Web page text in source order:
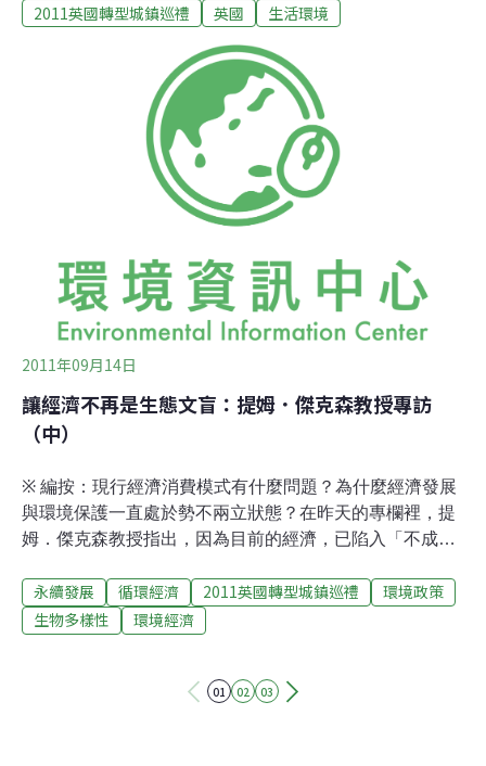
上述觀察。為了瞭解英國社區如何轉型，邁向「城鎮韌
倫耍韌性」考察團隊遠赴歐陸彼岸，進行為期三周的考察
後，昨天下午兩點鐘在洪健全文教基會舉辦了一場「英倫
團團轉，永續家園好有型」的免費座談，雖然下了一場
雨，仍舊吸引不少民眾到場聆聽。據團隊成員、環境資訊
協會專案執行蔡錫昌介紹，在蘇格蘭的芬霍恩生態村
（Findhorn Eco-Village），住著五百位人口，他們以心靈
淨化為出發，用靜默、冥想、傾聽內在聲音等方式來感受
轉型城鎮萊特斯頓（Leytonstone）的居民，也會安排透過
影片、詩歌朗誦、聊天飲酒等
2011英國轉型城鎮巡禮 英國 生活環境
2011年09月14日
讓經濟不再是生態文盲：提姆．傑克森教授專訪
（中）
※ 編按：現行經濟消費模式有什麼問題？為什麼經濟發展
與環境保護一直處於勢不兩立狀態？在昨天的專欄裡，提
姆．傑克森教授指出，因為目前的經濟，已陷入「不成長
達成，未顧及地球資源、承載能力皆有限的現實狀況下，
這套經濟體系註定失靈。如果想避免經濟或生態環境崩
和企業轉型呢？請見今日專欄。政府在永續經濟改革上的
永續發展 循環經濟 2011英國轉型城鎮巡禮
環境政策
生物多樣性
環境經濟
01 02 03